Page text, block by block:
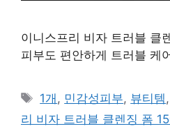
이니스프리 비자 트러블 클
피부도 편안하게 트러블 케
태
그
1개 , 민감성피부, 뷰티템 ,
리 비자 트러블 클렌징 폼